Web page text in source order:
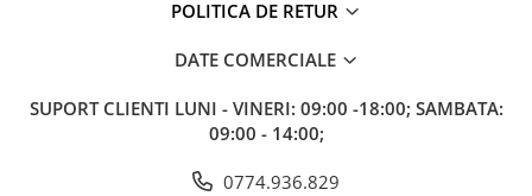
POLITICA DE RETUR
DATE COMERCIALE
SUPORT CLIENTI LUNI - VINERI: 09:00 -18:00; SAMBATA:
09:00 - 14:00;
0774.936.829